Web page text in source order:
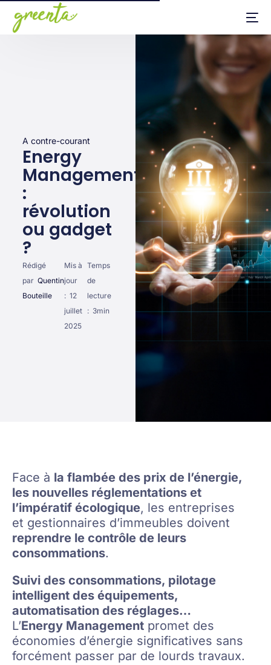
A contre-courant
Energy
Management
:
révolution
ou gadget
?
Rédigé
par Quentin
Bouteille
Mis à
jour
: 12
juillet
2025
Temps
de
lecture
: 3min
Face à la flambée des prix de l’énergie,
les nouvelles réglementations et
l’impératif écologique, les entreprises
et gestionnaires d’immeubles doivent
reprendre le contrôle de leurs
consommations.
Suivi des consommations, pilotage
intelligent des équipements,
automatisation des réglages…
L’Energy Management promet des
économies d’énergie significatives sans
forcément passer par de lourds travaux.